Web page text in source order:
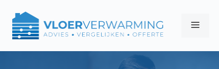
naar
Menu